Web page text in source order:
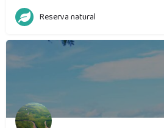
Reserva natural